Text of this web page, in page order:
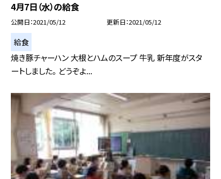
4月7日（水）の給食
公開日 2021/05/12 更新日 2021/05/12
給食
焼き豚チャーハン 大根とハムのスープ 牛乳 新年度がスタ
ートしました。 どうぞよ...